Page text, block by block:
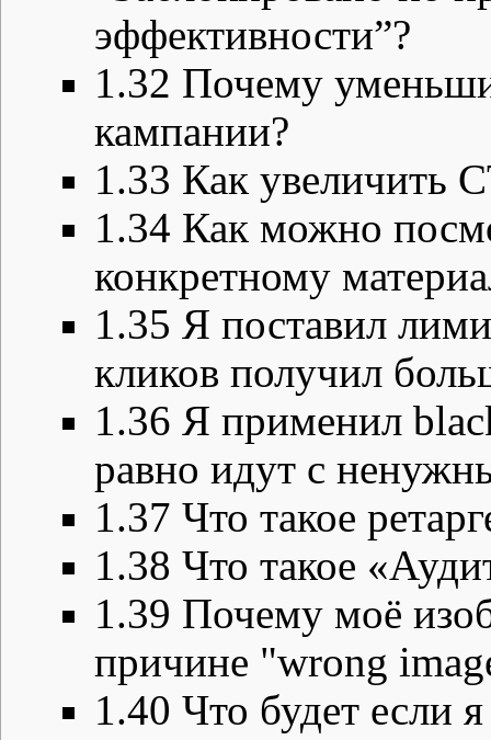
эффективности”?
1.32 Почему
кампании?
1.33 Как увеличить
1.34 Как можно
конкретному
1.35 Я поставил
кликов получил
1.36 Я применил
равно идут с
1.37 Что такое
1.38 Что такое
1.39 Почему моё
причине "wrong
1.40 Что будет если